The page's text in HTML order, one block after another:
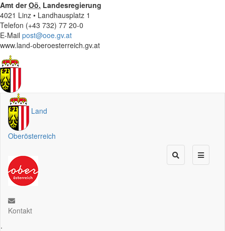
Amt derOö. Landesregierung
4021 Linz • Landhausplatz 1
Telefon (+43 732) 77 20-0
E-Mail post@ooe.gv.at
www.land-oberoesterreich.gv.at
Land
Oberösterreich
Kontakt
.